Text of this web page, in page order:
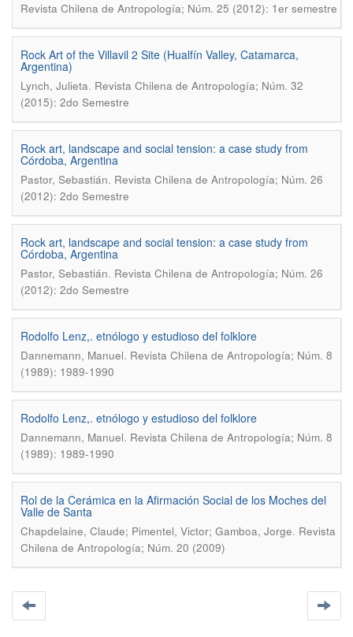
Revista Chilena de Antropología; Núm. 25 (2012): 1er semestre
Rock Art of the Villavil 2 Site (Hualfín Valley, Catamarca,
Argentina)
Lynch, Julieta. Revista Chilena de Antropología; Núm. 32
(2015): 2do Semestre
Rock art, landscape and social tension: a case study from
Córdoba, Argentina
Pastor, Sebastián. Revista Chilena de Antropología; Núm. 26
(2012): 2do Semestre
Rock art, landscape and social tension: a case study from
Córdoba, Argentina
Pastor, Sebastián. Revista Chilena de Antropología; Núm. 26
(2012): 2do Semestre
Rodolfo Lenz,. etnólogo y estudioso del folklore
Dannemann, Manuel. Revista Chilena de Antropología; Núm. 8
(1989): 1989-1990
Rodolfo Lenz,. etnólogo y estudioso del folklore
Dannemann, Manuel. Revista Chilena de Antropología; Núm. 8
(1989): 1989-1990
Rol de la Cerámica en la Afirmación Social de los Moches del
Valle de Santa
Chapdelaine, Claude; Pimentel, Victor; Gamboa, Jorge. Revista
Chilena de Antropología; Núm. 20 (2009)